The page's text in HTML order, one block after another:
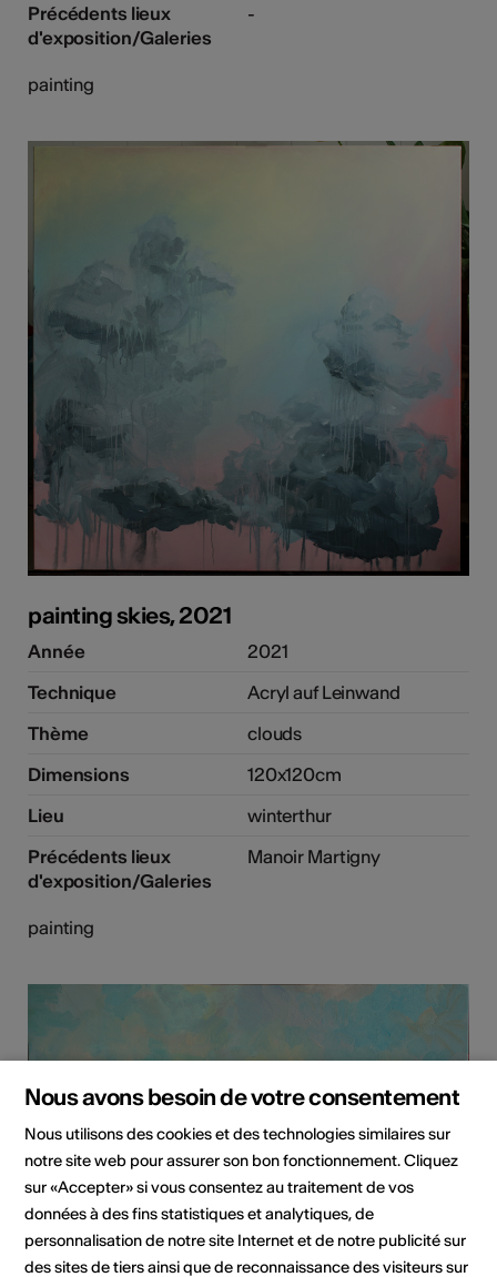
Précédents lieux
d'exposition/Galeries
-
painting
painting skies, 2021
Année
2021
Technique
Acryl auf Leinwand
Thème
clouds
Dimensions
120x120cm
Lieu
winterthur
Précédents lieux
d'exposition/Galeries
Manoir Martigny
painting
Nous avons besoin de votre consentement
Nous utilisons des cookies et des technologies similaires sur
notre site web pour assurer son bon fonctionnement. Cliquez
sur «Accepter» si vous consentez au traitement de vos
données à des fins statistiques et analytiques, de
personnalisation de notre site Internet et de notre publicité sur
des sites de tiers ainsi que de reconnaissance des visiteurs sur